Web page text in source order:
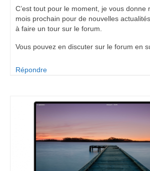
C’est tout pour le moment, je vous donne
mois prochain pour de nouvelles
à faire un tour sur le forum.
Vous pouvez en discuter sur le forum en
Répondre